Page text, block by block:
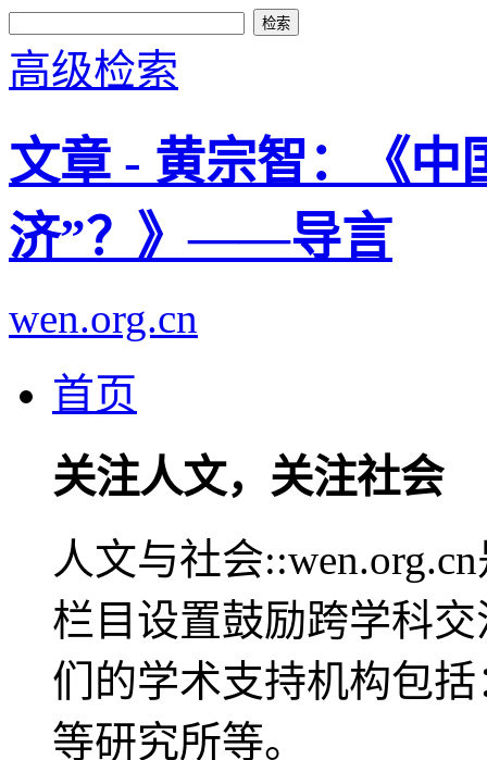
高级检索
文章 - 黄宗智：《中
济”？》——导言
wen.org.cn
首页
关注人文，关注社会
人文与社会
栏目设置鼓励跨学科
们的学术支持机构包
等研究所等。